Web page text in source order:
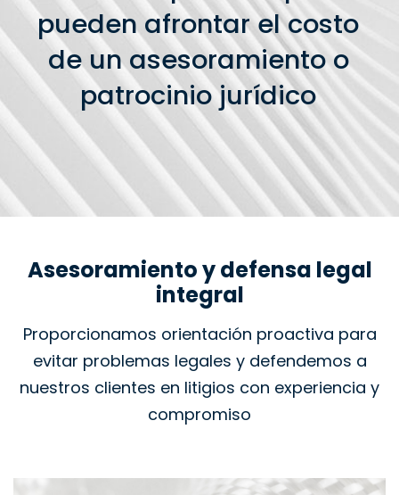
pueden afrontar el costo
de un asesoramiento o
patrocinio jurídico
Asesoramiento y defensa legal
integral
Proporcionamos orientación proactiva para
evitar problemas legales y defendemos a
nuestros clientes en litigios con experiencia y
compromiso